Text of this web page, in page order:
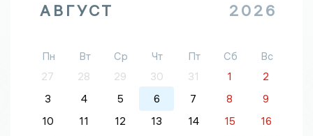
АВГУСТ 2026
Пн Вт Ср Чт Пт Сб
Вс
27
28 29 30 31 1
2
3
4 5 6 7 8
9
10
11 12 13 14 15
16